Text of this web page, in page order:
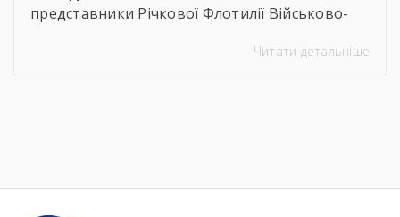
представники Річкової Флотилії Військово-
зустрічі студенти дізналися про особливості
загрозам;🔹 можливості професійного […]
Читати детальніше